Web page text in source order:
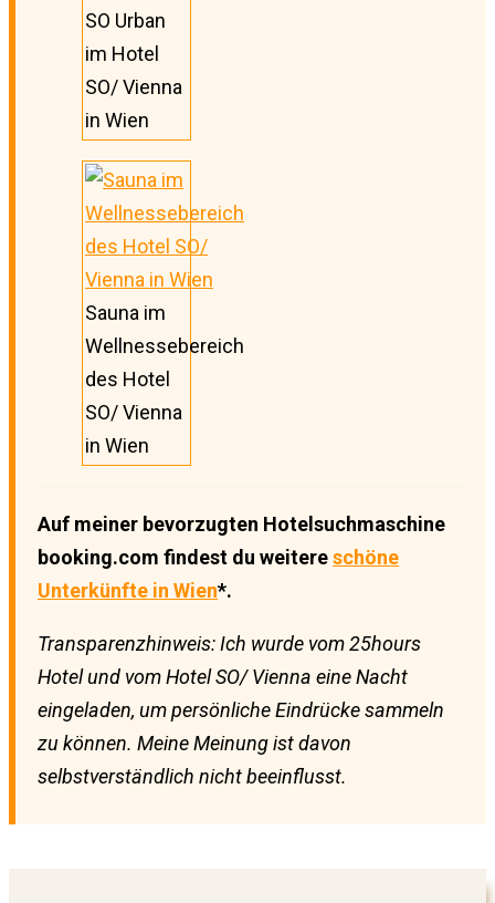
SO Urban
im Hotel
SO/ Vienna
in Wien
Sauna im
Wellnessebereich
des Hotel
SO/ Vienna
in Wien
Auf meiner bevorzugten Hotelsuchmaschine
booking.com findest du weitereschöne
Unterkünfte in Wien*.
Transparenzhinweis: Ich wurde vom 25hours
Hotel und vom Hotel SO/ Vienna eine Nacht
eingeladen, um persönliche Eindrücke sammeln
zu können. Meine Meinung ist davon
selbstverständlich nicht beeinflusst.